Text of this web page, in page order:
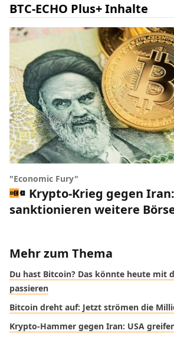
BTC-ECHO Plus+ Inhalte
"Economic Fury"
Krypto-Krieg gegen
sanktionieren weitere
Mehr zum Thema
Du hast Bitcoin? Das könnte heute mit
passieren
Bitcoin dreht auf: Jetzt strömen die
Krypto-Hammer gegen Iran: USA